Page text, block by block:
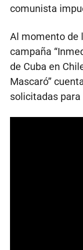
comunista
Al momento de
campaña
de Cuba en
Mascaró”
solicitadas